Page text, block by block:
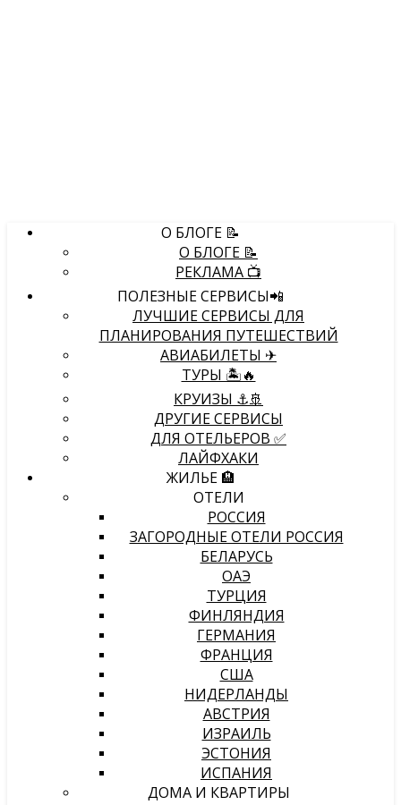
О БЛОГЕ 📝
О БЛОГЕ 📝
РЕКЛАМА 📺
ПОЛЕЗНЫЕ СЕРВИСЫ📲
ЛУЧШИЕ СЕРВИСЫ ДЛЯ
ПЛАНИРОВАНИЯ ПУТЕШЕСТВИЙ
АВИАБИЛЕТЫ ✈
ТУРЫ 🏝🔥
КРУИЗЫ ⚓🚢
ДРУГИЕ СЕРВИСЫ
ДЛЯ ОТЕЛЬЕРОВ ✅
ЛАЙФХАКИ
ЖИЛЬЕ 🏨
ОТЕЛИ
РОССИЯ
ЗАГОРОДНЫЕ ОТЕЛИ РОССИЯ
БЕЛАРУСЬ
ОАЭ
ТУРЦИЯ
ФИНЛЯНДИЯ
ГЕРМАНИЯ
ФРАНЦИЯ
США
НИДЕРЛАНДЫ
АВСТРИЯ
ИЗРАИЛЬ
ЭСТОНИЯ
ИСПАНИЯ
ДОМА И КВАРТИРЫ